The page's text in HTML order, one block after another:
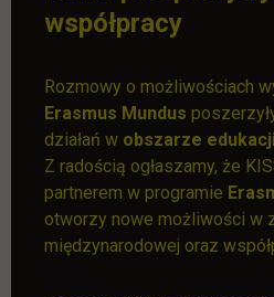
współpracy
Rozmowy o możliwościach
Erasmus Mundus
działań w obszarze
Z radością ogłaszamy, że
partnerem w programie
otworzy nowe możliwości w
międzynarodowej oraz